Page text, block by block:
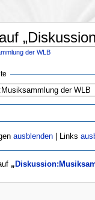
der WLB
ausblenden | Links
„